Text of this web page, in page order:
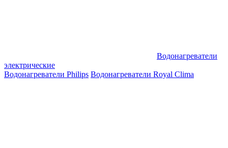
Водонагреватели
электрические
Водонагреватели Philips Водонагреватели Royal Clima